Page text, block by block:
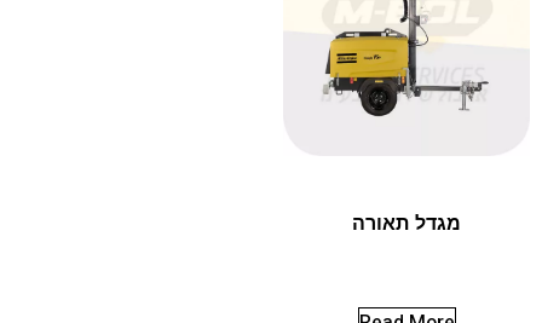
מגדל תאורה